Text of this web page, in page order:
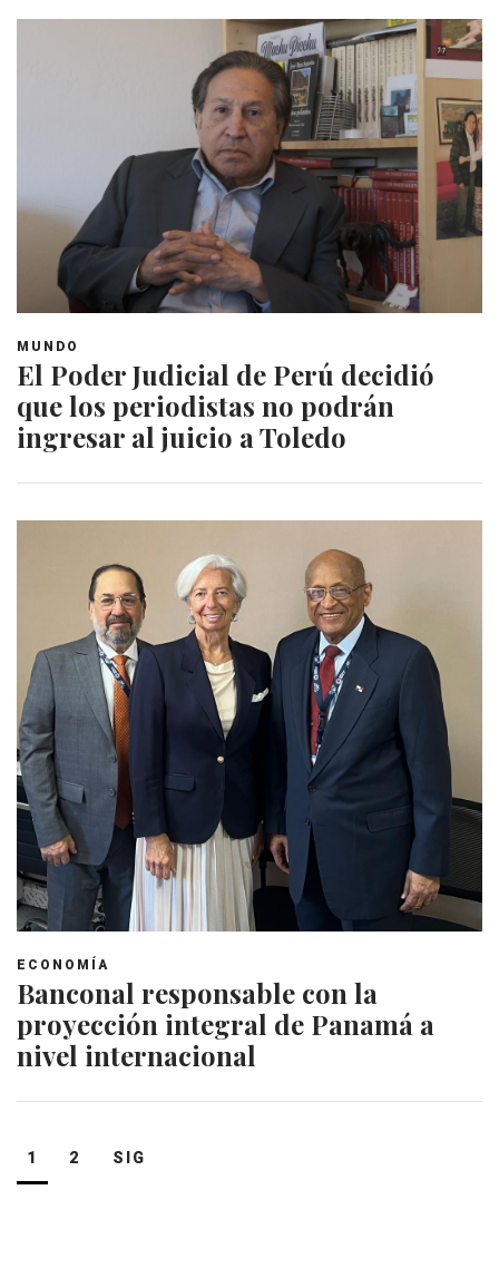
MUNDO
El Poder Judicial de Perú decidió
que los periodistas no podrán
ingresar al juicio a Toledo
ECONOMÍA
Banconal responsable con la
proyección integral de Panamá a
nivel internacional
Navegación
de
1 2 SIG